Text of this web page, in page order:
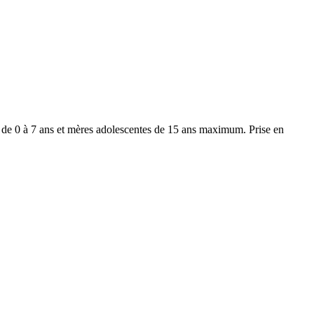
0 à 7 ans et mères adolescentes de 15 ans maximum. Prise en